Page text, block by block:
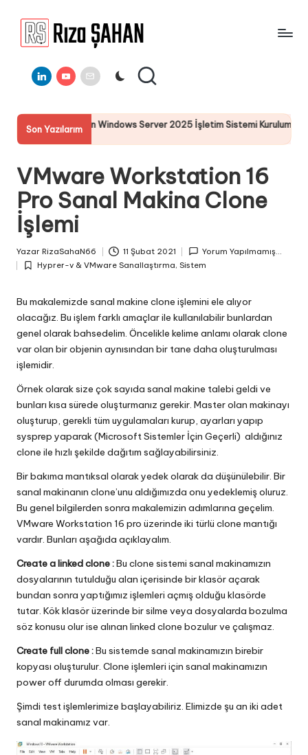
a
Ş
A
H
A
N
Bilgi
Paylaşım
LinkedinYoutube
E-
Mail
Son Yazılarım
Windows Server 2025 İşletim Sistemi Kurulumu Server
19 Temmuz
VMware Workstation 16
Pro Sanal Makina Clone
İşlemi
by
Yazar RizaSahaN66 11 Şubat 2021 Yorum Yapılmamış...
Posted
Hyprer-v & VMware Sanallaştırma, Sistem
Bu makalemizde sanal makine clone işlemini ele alıyor
olacağız. Bu işlem farklı amaçlar ile kullanılabilir bunlardan
genel olarak bahsedelim. Öncelikle kelime anlamı olarak clone
var olan bir objenin aynısından bir tane daha oluşturulması
işlemidir.
Örnek olarak size çok sayıda sanal makine talebi geldi ve
bunları kısa sürede oluşturmanız gerekir. Master olan makinayı
oluşturup, gerekli tüm uygulamaları kurup, ayarları yapıp
sysprep yaparak (Microsoft Sistemler İçin Geçerli) aldığınız
clone ile hızlı şekilde dağıtım sağlayabilirsiniz.
Bir bakıma mantıksal olarak yedek olarak da düşünülebilir. Bir
sanal makinanın clone’unu aldığımızda onu yedeklemiş oluruz.
Bu genel bilgilerden sonra makalemizin adımlarına geçelim.
VMware Workstation 16 pro üzerinde iki türlü clone mantığı
vardır. Bunları aşağıda açıklayalım.
Create a linked clone :Bu clone sistemi sanal makinamızın
dosyalarının tutulduğu alan içerisinde bir klasör açarak
bundan sonra yaptığımız işlemleri açmış olduğu klasörde
tutar. Kök klasör üzerinde bir silme veya dosyalarda bozulma
söz konusu olur ise alınan linked clone bozulur ve çalışmaz.
Create full clone :Bu sistemde sanal makinamızın birebir
kopyası oluşturulur. Clone işlemleri için sanal makinamızın
power off durumda olması gerekir.
Şimdi test işlemlerimize başlayabiliriz. Elimizde şu an iki adet
sanal makinamız var.